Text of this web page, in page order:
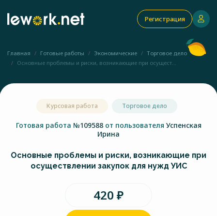
Регистрация
Главная Готовые работы Экономические
Торговое дело
Основные проблемы и риски, возникающие при осущест...
Курсовая работа Торговое дело
Готовая работа №109588 от пользователя Успенская
Ирина
Основные проблемы и риски, возникающие при
осуществлении закупок для нужд УИС
420 ₽